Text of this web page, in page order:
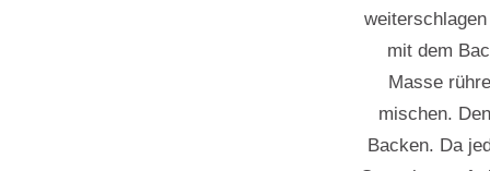
mit dem
Masse
mischen.
Backen. Da